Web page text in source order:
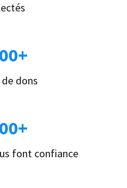
dons
font confiance